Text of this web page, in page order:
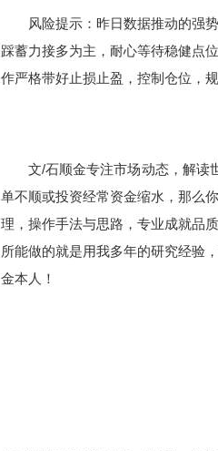
风险提示：昨日数据推动的强势
踩蓄力接多为主，耐心等待稳健点
作严格带好止损止盈，控制仓位，
文/石顺金专注市场动态，解读世
单不顺或投资经常资金缩水，那么
理，操作手法与思路，专业成就品
所能做的就是用我多年的研究经验
金本人！